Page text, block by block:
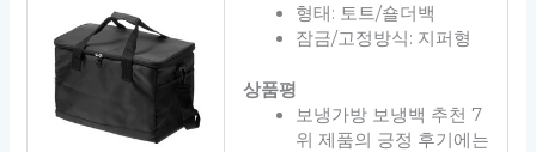
형태: 토트/숄더백
잠금/고정방식: 지퍼형
상품평
보냉가방 보냉백 추천 7
위 제품의 긍정 후기에는